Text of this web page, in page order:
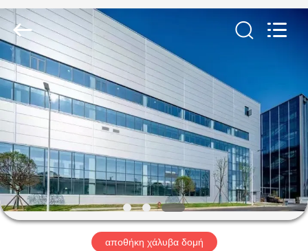
ΑΡΧΙΚΉ
ΠΡΟΪΌΝΤΑ
ΒΊΝΤΕΟ
ΕΚΠΟΜΠΉ
VR
KaFa
Fabrication
Co.,
Ltd..
All
Rights
Reserved.
αποθήκη χάλυβα δομή